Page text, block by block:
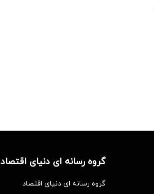
گروه رسانه ای دنیای اقتصاد
گروه رسانه ای دنیای اقتصاد